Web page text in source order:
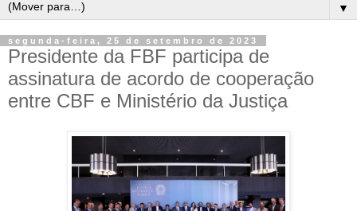
▼
segunda-feira, 25 de setembro de 2023
Presidente da FBF participa de
assinatura de acordo de cooperação
entre CBF e Ministério da Justiça